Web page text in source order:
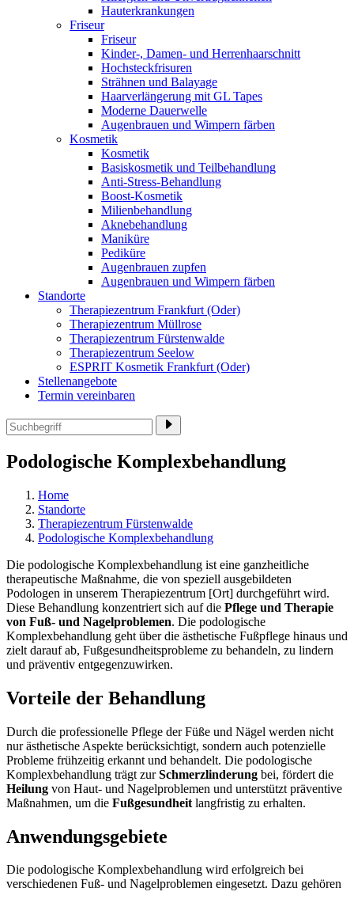
Hauterkrankungen
Friseur
Friseur
Kinder-, Damen- und Herrenhaarschnitt
Hochsteckfrisuren
Strähnen und Balayage
Haarverlängerung mit GL Tapes
Moderne Dauerwelle
Augenbrauen und Wimpern färben
Kosmetik
Kosmetik
Basiskosmetik und Teilbehandlung
Anti-Stress-Behandlung
Boost-Kosmetik
Milienbehandlung
Aknebehandlung
Maniküre
Pediküre
Augenbrauen zupfen
Augenbrauen und Wimpern färben
Standorte
Therapiezentrum Frankfurt (Oder)
Therapiezentrum Müllrose
Therapiezentrum Fürstenwalde
Therapiezentrum Seelow
ESPRIT Kosmetik Frankfurt (Oder)
Stellenangebote
Termin vereinbaren
Podologische Komplexbehandlung
Home
Standorte
Therapiezentrum Fürstenwalde
Podologische Komplexbehandlung
Die podologische Komplexbehandlung ist eine ganzheitliche
therapeutische Maßnahme, die von speziell ausgebildeten
Podologen in unserem Therapiezentrum [Ort] durchgeführt wird.
Diese Behandlung konzentriert sich auf die Pflege und Therapie
von Fuß- und Nagelproblemen. Die podologische
Komplexbehandlung geht über die ästhetische Fußpflege hinaus und
zielt darauf ab, Fußgesundheitsprobleme zu behandeln, zu lindern
und präventiv entgegenzuwirken.
Vorteile der Behandlung
Durch die professionelle Pflege der Füße und Nägel werden nicht
nur ästhetische Aspekte berücksichtigt, sondern auch potenzielle
Probleme frühzeitig erkannt und behandelt. Die podologische
Komplexbehandlung trägt zurSchmerzlinderung bei, fördert die
Heilung von Haut- und Nagelproblemen und unterstützt präventive
Maßnahmen, um die Fußgesundheit langfristig zu erhalten.
Anwendungsgebiete
Die podologische Komplexbehandlung wird erfolgreich bei
verschiedenen Fuß- und Nagelproblemen eingesetzt. Dazu gehören